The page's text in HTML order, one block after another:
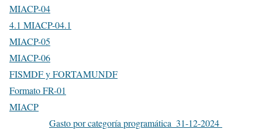
MIACP-04
4.1 MIACP-04.1
MIACP-05
MIACP-06
FISMDF y FORTAMUNDF
Formato FR-01
MIACP
Gasto por categoría programática_31-12-2024